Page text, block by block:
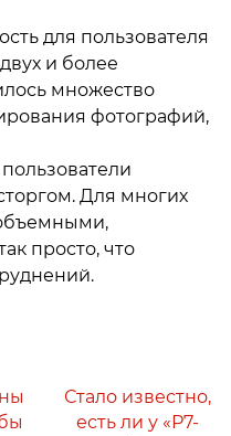
для пользователя
и более
множество
фотографий,
Для многих
просто, что
Стало известно,
есть ли у «Р7-